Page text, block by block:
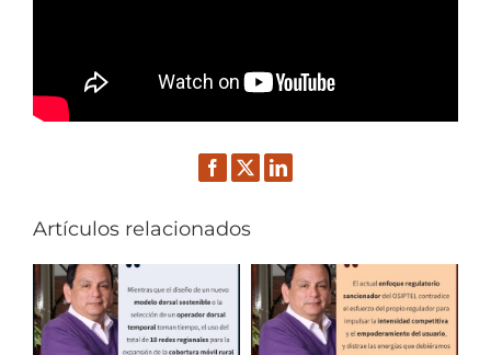
Facebook
TwitterLinkedIn
Artículos relacionados